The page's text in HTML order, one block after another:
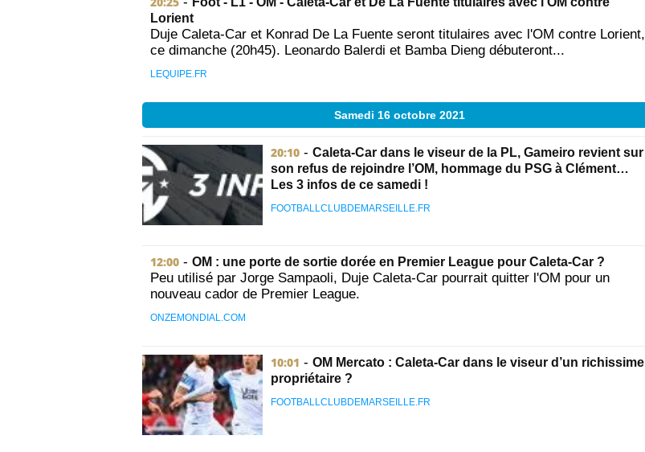
Lorient
Duje Caleta-Car et Konrad De La Fuente seront titulaires avec l'OM contre Lorient,
ce dimanche (20h45). Leonardo Balerdi et Bamba Dieng débuteront...
LEQUIPE.FR
Samedi 16 octobre 2021
20:10 - Caleta-Car dans le viseur de la PL, Gameiro revient sur
son refus de rejoindre l’OM, hommage du PSG à Clément…
Les 3 infos de ce samedi !
FOOTBALLCLUBDEMARSEILLE.FR
12:00 - OM : une porte de sortie dorée en Premier League pour Caleta-Car ?
Peu utilisé par Jorge Sampaoli, Duje Caleta-Car pourrait quitter l'OM pour un
nouveau cador de Premier League.
ONZEMONDIAL.COM
10:01 - OM Mercato : Caleta-Car dans le viseur d’un richissime
propriétaire ?
FOOTBALLCLUBDEMARSEILLE.FR